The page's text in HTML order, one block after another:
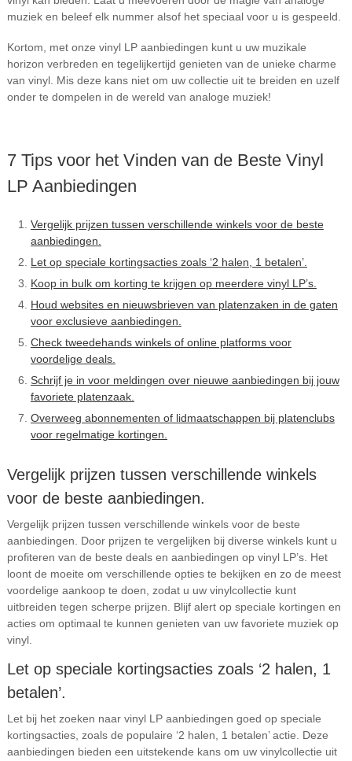
muziek en beleef elk nummer alsof het speciaal voor u is gespeeld.
Kortom, met onze vinyl LP aanbiedingen kunt u uw muzikale
horizon verbreden en tegelijkertijd genieten van de unieke charme
van vinyl. Mis deze kans niet om uw collectie uit te breiden en uzelf
onder te dompelen in de wereld van analoge muziek!
7 Tips voor het Vinden van de Beste Vinyl
LP Aanbiedingen
Vergelijk prijzen tussen verschillende winkels voor de beste
aanbiedingen.
Let op speciale kortingsacties zoals ‘2 halen, 1 betalen’.
Koop in bulk om korting te krijgen op meerdere vinyl LP’s.
Houd websites en nieuwsbrieven van platenzaken in de gaten
voor exclusieve aanbiedingen.
Check tweedehands winkels of online platforms voor
voordelige deals.
Schrijf je in voor meldingen over nieuwe aanbiedingen bij jouw
favoriete platenzaak.
Overweeg abonnementen of lidmaatschappen bij platenclubs
voor regelmatige kortingen.
Vergelijk prijzen tussen verschillende winkels
voor de beste aanbiedingen.
Vergelijk prijzen tussen verschillende winkels voor de beste
aanbiedingen. Door prijzen te vergelijken bij diverse winkels kunt u
profiteren van de beste deals en aanbiedingen op vinyl LP’s. Het
loont de moeite om verschillende opties te bekijken en zo de meest
voordelige aankoop te doen, zodat u uw vinylcollectie kunt
uitbreiden tegen scherpe prijzen. Blijf alert op speciale kortingen en
acties om optimaal te kunnen genieten van uw favoriete muziek op
vinyl.
Let op speciale kortingsacties zoals ‘2 halen, 1
betalen’.
Let bij het zoeken naar vinyl LP aanbiedingen goed op speciale
kortingsacties, zoals de populaire ‘2 halen, 1 betalen’ actie. Deze
aanbiedingen bieden een uitstekende kans om uw vinylcollectie uit